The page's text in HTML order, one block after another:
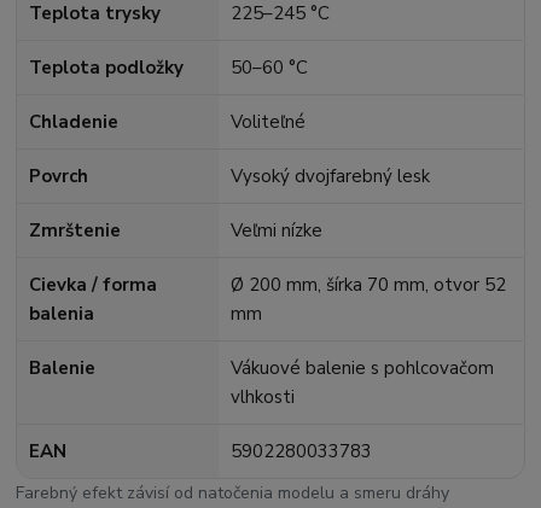
Teplota trysky 225–245 °C
Teplota podložky 50–60 °C
Chladenie Voliteľné
Povrch Vysoký dvojfarebný lesk
Zmrštenie Veľmi nízke
Cievka / forma
balenia
Ø 200 mm, šírka 70 mm, otvor 52
mm
Balenie
Vákuové balenie s pohlcovačom
vlhkosti
EAN 5902280033783
Farebný efekt závisí od natočenia modelu a smeru dráhy